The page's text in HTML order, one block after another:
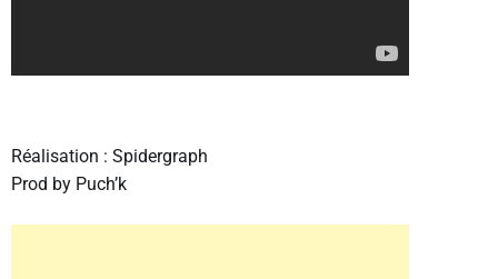
Réalisation : Spidergraph
Prod by Puch’k